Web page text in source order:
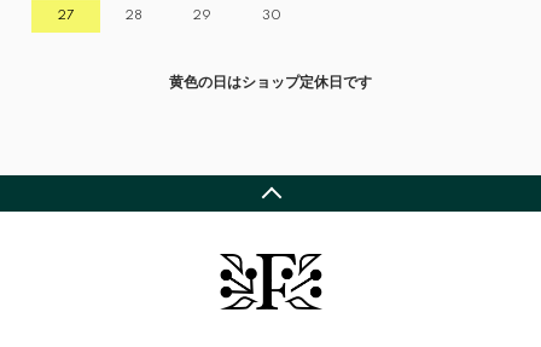
27 28 29 30
黄色の日はショップ定休日です